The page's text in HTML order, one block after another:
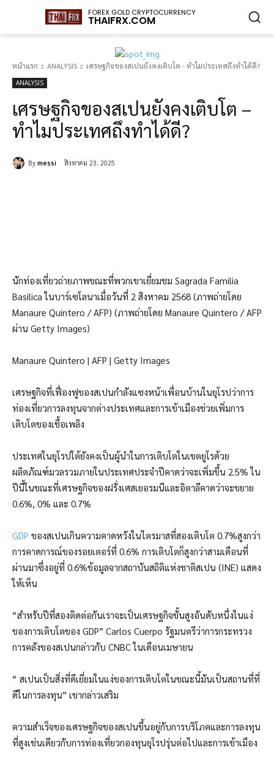
FOREX GOLD CRYPTOCURRENCY
THAIFRX.COM
หน้าแรก ANALYSIS เศรษฐกิจของสเปนยังคงเติบโต - ทำไมประเทศถึงทำได้ดี?
ANALYSIS
เศรษฐกิจของสเปนยังคงเติบโต –
ทำไมประเทศถึงทำได้ดี?
By messi สิงหาคม 23, 2025
นักท่องเที่ยวถ่ายภาพขณะที่พวกเขาเยี่ยมชม Sagrada Familia
Basilica ในบาร์เซโลนาเมื่อวันที่ 2 สิงหาคม 2568 (ภาพถ่ายโดย
Manaure Quintero / AFP) (ภาพถ่ายโดย Manaure Quintero / AFP
ผ่าน Getty Images)
Manaure Quintero | AFP | Getty Images
เศรษฐกิจที่เฟื่องฟูของสเปนกำลังแซงหน้าเพื่อนบ้านในยุโรปว่าการ
ท่องเที่ยวการลงทุนจากต่างประเทศและการเข้าเมืองช่วยเพิ่มการ
เติบโตของเชื้อเพลิง
ประเทศในยุโรปใต้ยังคงเป็นผู้นำในการเติบโตในเขตยูโรด้วย
ผลิตภัณฑ์มวลรวมภายในประเทศประจำปีคาดว่าจะเพิ่มขึ้น 2.5% ใน
ปีนี้ในขณะที่เศรษฐกิจของฝรั่งเศสเยอรมนีและอิตาลีคาดว่าจะขยาย
0.6%, 0% และ 0.7%
GDP ของสเปนเกินความคาดหวังในไตรมาสที่สองเติบโต 0.7%สูงกว่า
การคาดการณ์ของรอยเตอร์ที่ 0.6% การเติบโตก็สูงกว่าสามเดือนที่
ผ่านมาซึ่งอยู่ที่ 0.6%ข้อมูลจากสถาบันสถิติแห่งชาติสเปน (INE) แสดง
ให้เห็น
“สำหรับปีที่สองติดต่อกันเราจะเป็นเศรษฐกิจขั้นสูงอันดับหนึ่งในแง่
ของการเติบโตของ GDP” Carlos Cuerpo รัฐมนตรีว่าการกระทรวง
การคลังของสเปนกล่าวกับ CNBC ในเดือนเมษายน
“ สเปนเป็นสิ่งที่ดีเยี่ยมในแง่ของการเติบโตในขณะนี้มันเป็นสถานที่ที่
ดีในการลงทุน” เขากล่าวเสริม
ความสำเร็จของเศรษฐกิจของสเปนขึ้นอยู่กับการบริโภคและการลงทุน
ที่สูงเช่นเดียวกับการท่องเที่ยวกองทุนยุโรปรุ่นต่อไปและการเข้าเมือง